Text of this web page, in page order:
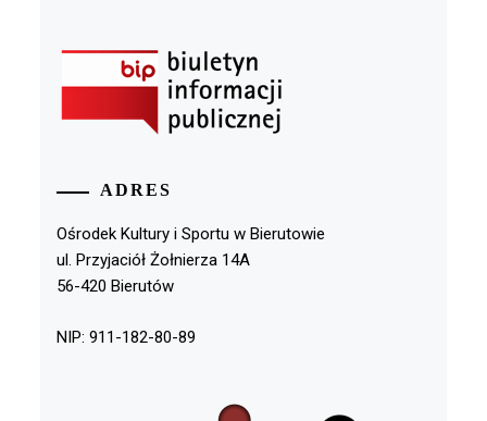
ADRES
Ośrodek Kultury i Sportu w Bierutowie
ul. Przyjaciół Żołnierza 14A
56-420 Bierutów
NIP: 911-182-80-89